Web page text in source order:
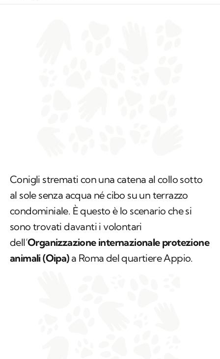
Conigli stremati con una catena al collo sotto
al sole senza acqua né cibo su un terrazzo
condominiale. È questo è lo scenario che si
sono trovati davanti i volontari
dell’Organizzazione internazionale protezione
animali (Oipa) a Roma del quartiere Appio.